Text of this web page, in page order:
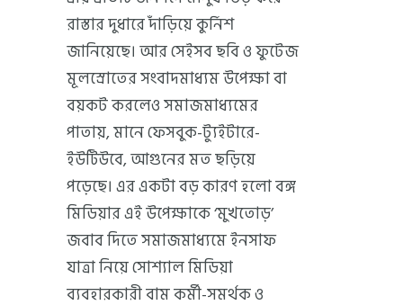
রাস্তার দুধারে দাঁড়িয়ে কুর্নিশ
জানিয়েছে। আর সেইসব ছবি ও ফুটেজ
মূলস্রোতের সংবাদমাধ্যম উপেক্ষা বা
বয়কট করলেও সমাজমাধ্যমের
পাতায়, মানে ফেসবুক-ট্যুইটারে-
ইউটিউবে, আগুনের মত ছড়িয়ে
পড়েছে। এর একটা বড় কারণ হলো বঙ্গ
মিডিয়ার এই উপেক্ষাকে ‘মুখতোড়’
জবাব দিতে সমাজমাধ্যমে ইনসাফ
যাত্রা নিয়ে সোশ্যাল মিডিয়া
ব্যবহারকারী বাম কর্মী-সমর্থক ও